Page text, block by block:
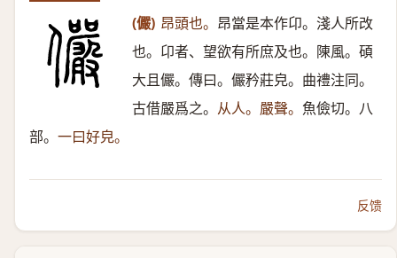
(儼) 昂頭也。 昂當是本作卬。淺人所改
也。卬者、望欲有所庶及也。陳風。碩
大且儼。傳曰。儼矜莊皃。曲禮注同。
古借嚴爲之。 从人。嚴聲。 魚儉切。八
部。 一曰好皃。
反馈